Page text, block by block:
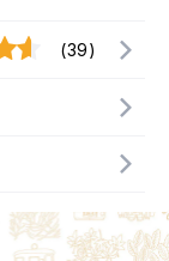
(39)